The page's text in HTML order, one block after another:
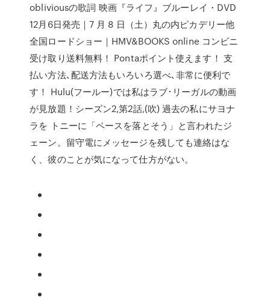
obliviousの歌詞 映画『ライフ』ブルーレイ・DVD
12月6日発売｜7 月 8 日（土）丸の内ピカデリー他
全国ロードショー｜HMV&BOOKS online コンビニ
受け取り送料無料！ Pontaポイント使えます！ 支
払い方法､配送方法もいろいろ選べ､非常に便利で
す！ Hulu(フールー)では私はラブ･リーガルの動画
が見放題！シーズン2,第2話,(吹) 過去の私にサヨナ
ラを トニーに「ペースを落とそう」と言われたジ
ェーン。留守電にメッセージを残しても連絡はな
く、彼のことが気になって仕方がない。